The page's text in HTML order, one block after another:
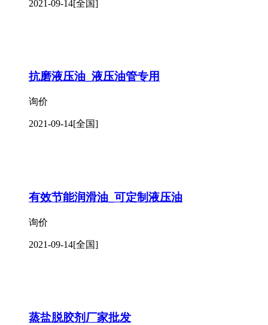
2021-09-14[全国]
抗磨液压油_液压油管专用
询价
2021-09-14[全国]
有效节能润滑油_可定制液压油
询价
2021-09-14[全国]
蒸盐脱胶剂厂家批发